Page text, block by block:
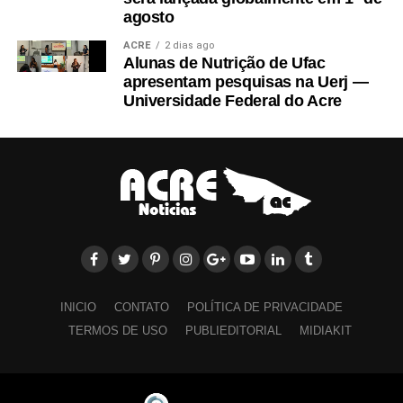
para que não seja levado a júri popular, conforme
determinou a Justiça acreana.
agosto
ACRE 2 dias ago
Alunas de Nutrição de Ufac
apresentam pesquisas na Uerj —
Universidade Federal do Acre
INICIO CONTATO
POLÍTICA DE PRIVACIDADE
TERMOS DE USO
PUBLIEDITORIAL MIDIAKIT